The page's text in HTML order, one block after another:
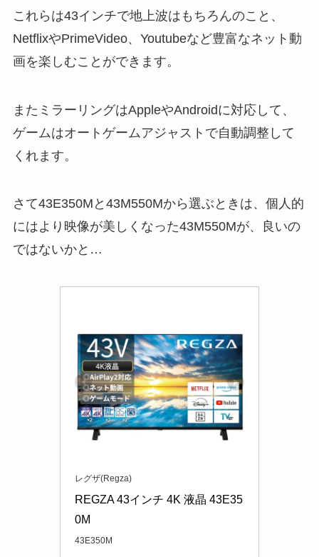
これらは43インチで地上波はもちろんのこと、
NetflixやPrimeVideo、Youtubeなど豊富なネット動
画を楽しむことができます。
またミラーリングはAppleやAndroidに対応して、
ゲームはオートゲームアジャストで自動調整して
くれます。
さて43E350Mと43M550Mから選ぶときは、個人的
にはより映像が美しくなった43M550Mが、良いの
ではないかと…
レグザ(Regza)
REGZA 43インチ 4K 液晶 43E35
0M
43E350M